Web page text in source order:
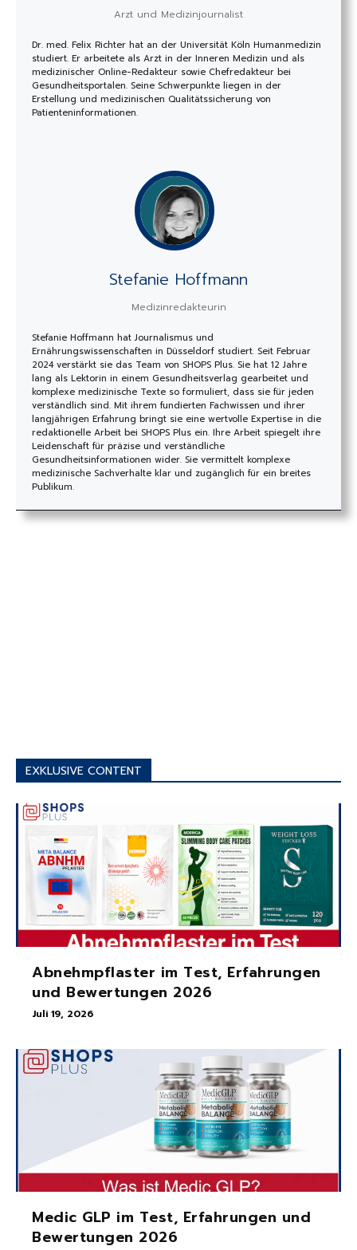
Arzt und Medizinjournalist
Dr. med. Felix Richter hat an der Universität Köln Humanmedizin
studiert. Er arbeitete als Arzt in der Inneren Medizin und als
medizinischer Online-Redakteur sowie Chefredakteur bei
Gesundheitsportalen. Seine Schwerpunkte liegen in der
Erstellung und medizinischen Qualitätssicherung von
Patienteninformationen.
Stefanie Hoffmann
Medizinredakteurin
Stefanie Hoffmann hat Journalismus und
Ernährungswissenschaften in Düsseldorf studiert. Seit Februar
2024 verstärkt sie das Team von SHOPS Plus. Sie hat 12 Jahre
lang als Lektorin in einem Gesundheitsverlag gearbeitet und
komplexe medizinische Texte so formuliert, dass sie für jeden
verständlich sind. Mit ihrem fundierten Fachwissen und ihrer
langjährigen Erfahrung bringt sie eine wertvolle Expertise in die
redaktionelle Arbeit bei SHOPS Plus ein. Ihre Arbeit spiegelt ihre
Leidenschaft für präzise und verständliche
Gesundheitsinformationen wider. Sie vermittelt komplexe
medizinische Sachverhalte klar und zugänglich für ein breites
Publikum.
EXKLUSIVE CONTENT
Abnehmpflaster im Test, Erfahrungen
und Bewertungen 2026
Juli 19, 2026
Medic GLP im Test, Erfahrungen und
Bewertungen 2026